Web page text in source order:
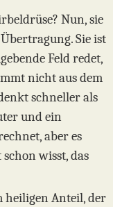
Nun, sie
Sie ist
Feld redet,
nicht aus dem
schneller als
und ein
aber es
wisst, das
heiligen Anteil, der